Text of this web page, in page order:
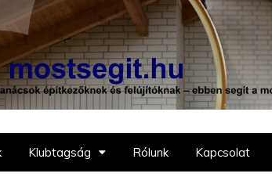
segít a mostsegit.hu
Klubtagság Rólunk Kapcsolat